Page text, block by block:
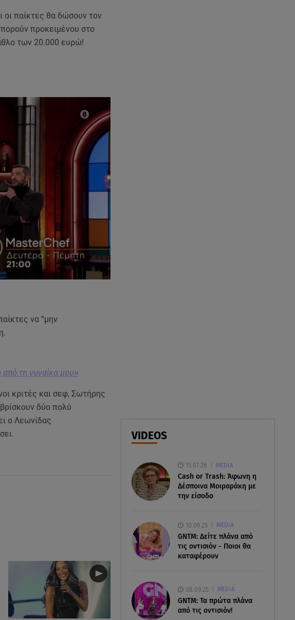
αναρτήσεις της με animal print
μπικίνι!
08.08.26 , 13:49
Πάνω από 56.000 επιβάτες
αναχώρησαν σήμερα από τα
VIDEOS
15.07.26 MEDIA
Cash or Trash: Άφωνη η
Δέσποινα Μοιραράκη με
την είσοδο
10.09.25 MEDIA
GNTM: Δείτε πλάνα από
τις οντισιόν - Ποιοι θα
καταφέρουν
08.09.25 MEDIA
GNTM: Τα πρώτα πλάνα
από τις οντισιόν!
οι παίκτες θα δώσουν τον
προκειμένου στο
των 20.000 ευρώ!
να “μην
τη γυναίκα μου»
κριτές και σεφ, Σωτήρης
δύο πολύ
ο Λεωνίδας